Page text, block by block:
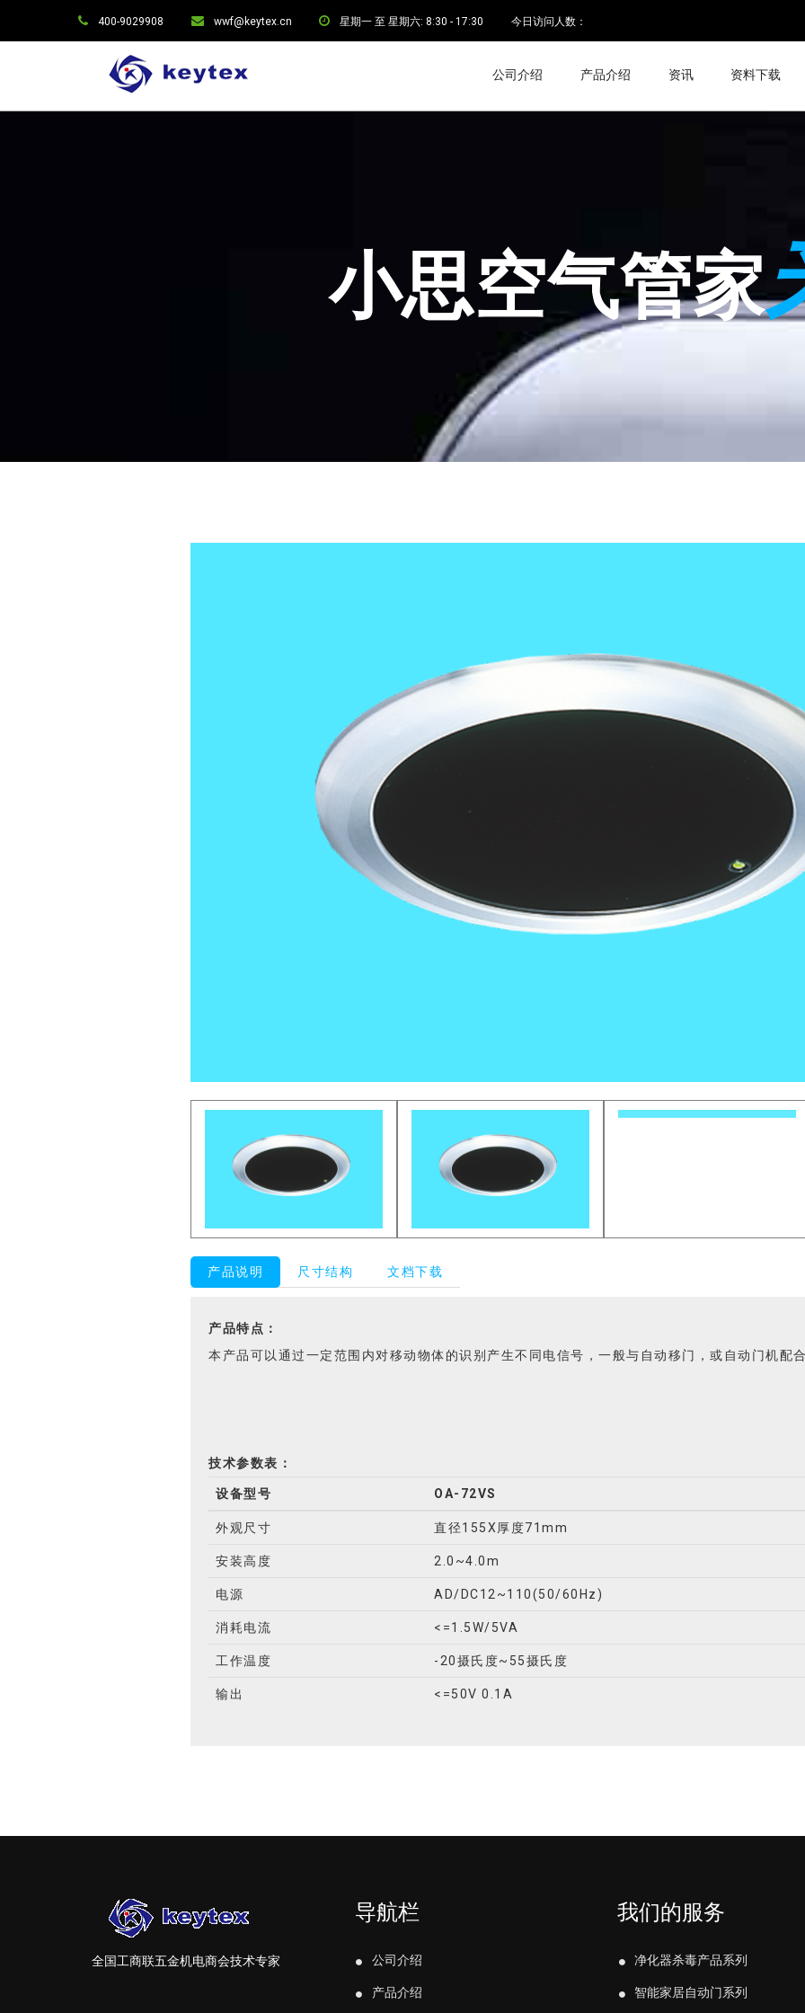
400-9029908 wwf@keytex.cn 星期一 至 星期六: 8:30 - 17:30 今日访问人数：
公司介绍 产品介绍 资讯 资料下载
小思空气管家
产品说明 尺寸结构 文档下载
产品特点：
本产品可以通过一定范围内对移动物体的识别产生不同电信号，一般与自动移门，或自动门机配
技术参数表：
设备型号 OA-72VS
外观尺寸 直径155X厚度71mm
安装高度 2.0~4.0m
电源 AD/DC12~110(50/60Hz)
消耗电流 <=1.5W/5VA
工作温度 -20摄氏度~55摄氏度
输出 <=50V 0.1A
全国工商联五金机电商会技术专家
导航栏
公司介绍
产品介绍
我们的服务
净化器杀毒产品系列
智能家居自动门系列